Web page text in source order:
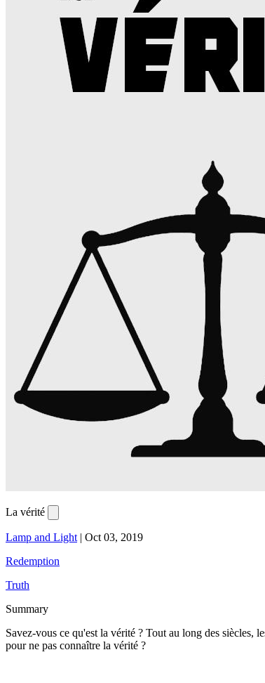
La vérité
Lamp and Light | Oct 03, 2019
Redemption
Truth
Summary
Savez-vous ce qu'est la vérité ? Tout au long des siècles,
pour ne pas connaître la vérité ?